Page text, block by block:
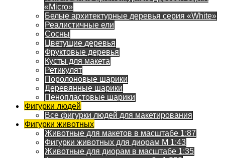
«Micro»
Белые архитектурные деревья серия «White»
Реалистичные ели
Сосны
Цветущие деревья
Фруктовые деревья
Кусты для макета
Ретикулят
Поролоновые шарики
Деревянные шарики
Пенопластовые шарики
Фигурки людей
Все фигурки людей для макетирования
Фигурки животных
Животные для макетов в масштабе 1:87
Фигурки животных для диорам М 1:43
Животные для диорам в масштабе 1:35